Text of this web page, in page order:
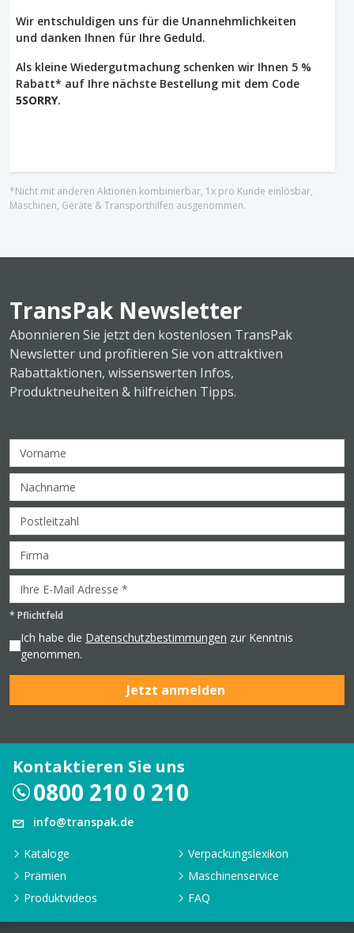
Wir entschuldigen uns für die Unannehmlichkeiten
und danken Ihnen für Ihre Geduld.
Als kleine Wiedergutmachung schenken wir Ihnen 5 %
Rabatt* auf Ihre nächste Bestellung mit dem Code
5SORRY.
*Nicht mit anderen Aktionen kombinierbar, 1x pro Kunde einlösbar,
Maschinen, Geräte & Transporthilfen ausgenommen.
TransPak Newsletter
Abonnieren Sie jetzt den kostenlosen TransPak
Newsletter und profitieren Sie von attraktiven
Rabattaktionen, wissenswerten Infos,
Produktneuheiten & hilfreichen Tipps.
* Pflichtfeld
Ich habe die Datenschutzbestimmungen zur Kenntnis
genommen.
Jetzt anmelden
Kontaktieren Sie uns
0800 210 0 210
info@transpak.de
Kataloge
Verpackungslexikon
Prämien
Maschinenservice
Produktvideos
FAQ